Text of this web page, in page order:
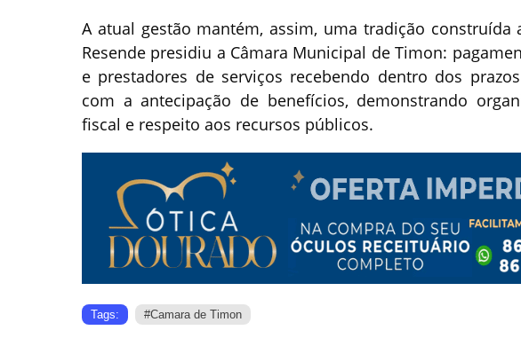
A atual gestão mantém, assim, uma tradição
Resende presidiu a Câmara Municipal de Timon:
e prestadores de serviços recebendo dentro dos
com a antecipação de benefícios, demonstrando
fiscal e respeito aos recursos públicos.
Tags: #Camara de Timon